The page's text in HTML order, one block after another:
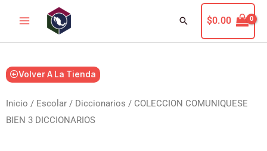
contenido
Buscar$0.00
Volver A La Tienda
Inicio / Escolar / Diccionarios / COLECCION COMUNIQUESE
BIEN 3 DICCIONARIOS